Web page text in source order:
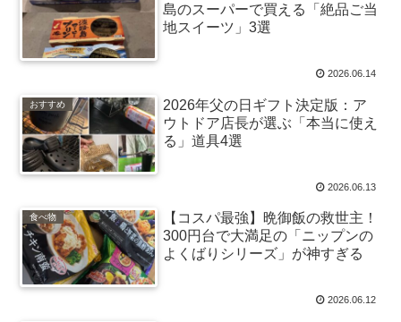
島のスーパーで買える「絶品ご当
地スイーツ」3選
2026.06.14
おすすめ
2026年父の日ギフト決定版：ア
ウトドア店長が選ぶ「本当に使え
る」道具4選
2026.06.13
食べ物
【コスパ最強】晩御飯の救世主！
300円台で大満足の「ニップンの
よくばりシリーズ」が神すぎる
2026.06.12